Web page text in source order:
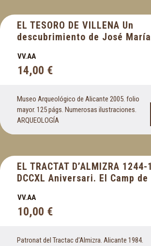
EL TESORO DE VILLENA Un
descubrimiento de José
VV.AA
14,00 €
Museo Arqueológico de Alicante 2005. folio
mayor. 125 págs. Numerosas ilustraciones.
ARQUEOLOGÍA
EL TRACTAT D’ALMIZRA
DCCXL Aniversari. El Camp
VV.AA
10,00 €
Patronat del Tractac d'Almizra. Alicante 1984.